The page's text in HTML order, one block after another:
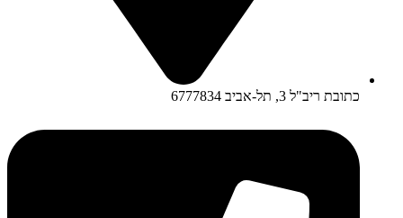
כתובת ריב"ל 3, תל-אביב 6777834